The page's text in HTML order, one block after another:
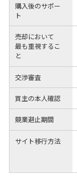
購入後のサポー
ト
売却において
最も重視するこ
と
交渉審査
買主の本人確認
競業避止期間
サイト移行方法